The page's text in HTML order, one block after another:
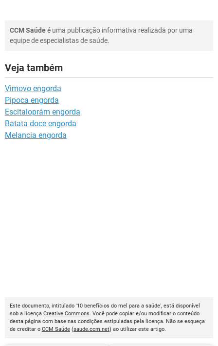
CCM Saúdeé uma publicação informativa realizada por uma
equipe de especialistas de saúde.
Veja também
Vimovo engorda
Pipoca engorda
Escitaloprám engorda
Batata doce engorda
Melancia engorda
Este documento, intitulado '10 benefícios do mel para a saúde', está disponível
sob a licença Creative Commons. Você pode copiar e/ou modificar o conteúdo
desta página com base nas condições estipuladas pela licença. Não se esqueça
de creditar o CCM Saúde (saude.ccm.net) ao utilizar este artigo.